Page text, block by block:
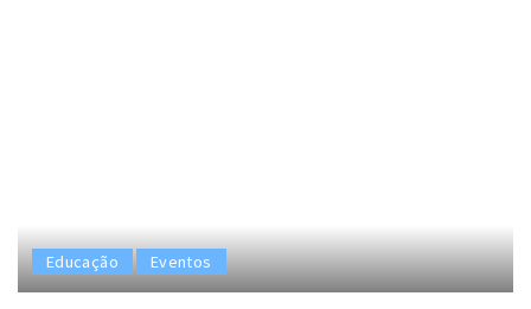
Educação Eventos